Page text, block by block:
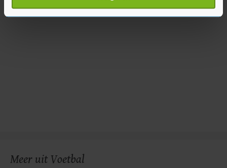
verwerkt en stel uw voorkeuren in het
U kunt uw toestemming op elk moment wijzigen of
Meer uit Voetbal